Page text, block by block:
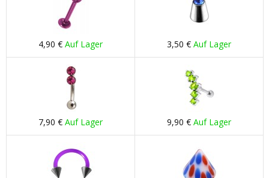
4,90 € Auf Lager 3,50 € Auf Lager
7,90 € Auf Lager 9,90 € Auf Lager